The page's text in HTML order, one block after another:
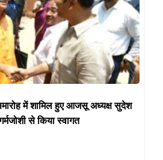
में शामिल हुए आजसू अध्यक्ष सुदेश
से किया स्वागत